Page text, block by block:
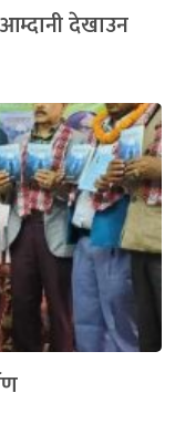
देखाउन